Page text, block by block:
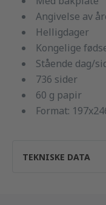
Angivelse av
Helligdager
Kongelige
Stående dag/
736 sider
60 g papir
Format:
TEKNISKE DATA